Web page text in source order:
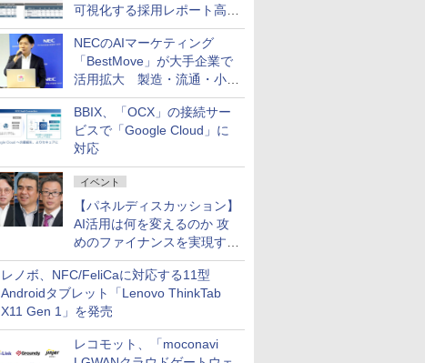
可視化する採用レポート高速
化サービスを提供
NECのAIマーケティング
「BestMove」が大手企業で
活用拡大 製造・流通・小売
企業・広告代理店などが実装
フェーズへ
BBIX、「OCX」の接続サー
ビスで「Google Cloud」に
対応
イベント
【パネルディスカッション】
AI活用は何を変えるのか 攻
めのファイナンスを実現する
業務設計とマインドセット変
革
レノボ、NFC/FeliCaに対応する11型
Androidタブレット「Lenovo ThinkTab
X11 Gen 1」を発売
レコモット、「moconavi